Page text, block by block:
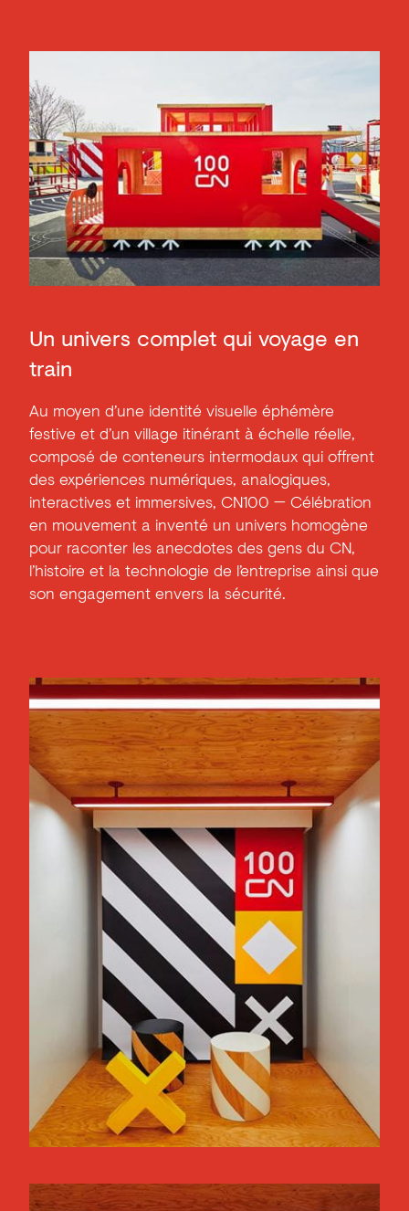
Un univers complet qui voyage en
train
Au moyen d’une identité visuelle éphémère
festive et d’un village itinérant à échelle réelle,
composé de conteneurs intermodaux qui offrent
des expériences numériques, analogiques,
interactives et immersives, CN100 — Célébration
en mouvement a inventé un univers homogène
pour raconter les anecdotes des gens du CN,
l’histoire et la technologie de l’entreprise ainsi que
son engagement envers la sécurité.